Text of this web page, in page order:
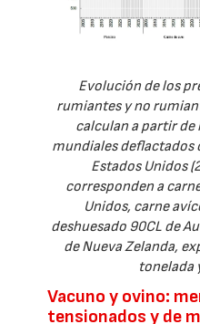
Evolución de los
rumiantes y no
calculan a partir de
mundiales deflactados
Estados Unidos
corresponden a
Unidos, carne
deshuesado 90CL de
de Nueva Zelanda,
tonelada
Vacuno y ovino:
tensionados y de